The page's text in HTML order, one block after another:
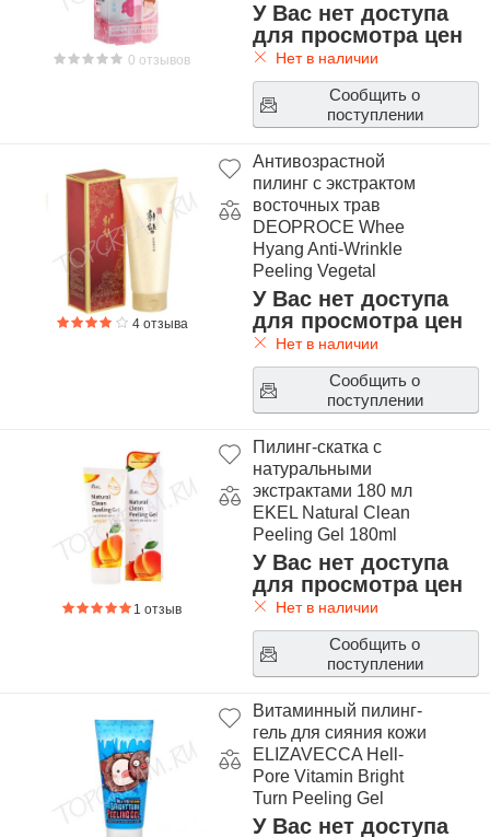
0 отзывов
У Вас нет доступа
для просмотра цен
Нет в наличии
Сообщить о
поступлении
4 отзыва
Антивозрастной
пилинг с экстрактом
восточных трав
DEOPROCE Whee
Hyang Anti-Wrinkle
Peeling Vegetal
У Вас нет доступа
для просмотра цен
Нет в наличии
Сообщить о
поступлении
1 отзыв
Пилинг-скатка с
натуральными
экстрактами 180 мл
EKEL Natural Clean
Peeling Gel 180ml
У Вас нет доступа
для просмотра цен
Нет в наличии
Сообщить о
поступлении
Витаминный пилинг-
гель для сияния кожи
ELIZAVECCA Hell-
Pore Vitamin Bright
Turn Peeling Gel
У Вас нет доступа